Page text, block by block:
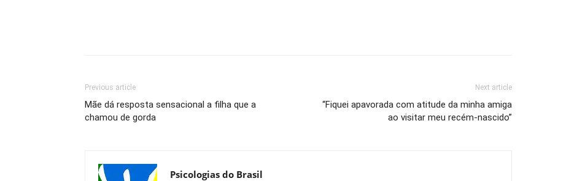
Previous article
Mãe dá resposta sensacional a filha que a
chamou de gorda
Next article
“Fiquei apavorada com atitude da minha amiga
ao visitar meu recém-nascido”
Psicologias do Brasil